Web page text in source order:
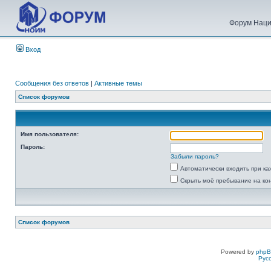
Форум
Вход
Сообщения без ответов | Активные темы
Список форумов
Имя пользователя:
Пароль:
Забыли пароль?
Автоматически входить при
Скрыть моё пребывание на
Список форумов
Powered by